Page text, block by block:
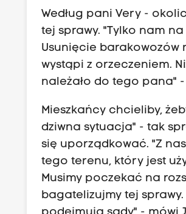
Według pani Very -
tej sprawy. "Tylko nam
Usunięcie barakowozów
wystąpi z orzeczeniem.
należało do tego pana" -
Mieszkańcy chcieliby,
dziwna sytuacja" - tak
się uporządkować. "Z
tego terenu, który jest
Musimy poczekać na
bagatelizujmy tej